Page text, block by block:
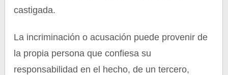
castigada.
La incriminación o acusación puede provenir de
la propia persona que confiesa su
responsabilidad en el hecho, de un tercero,